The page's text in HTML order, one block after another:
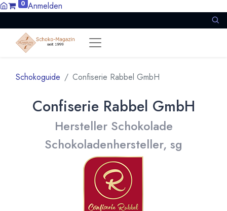
0 Anmelden
Schokoguide Confiserie Rabbel GmbH
Confiserie Rabbel GmbH
Hersteller Schokolade
Schokoladenhersteller, sg